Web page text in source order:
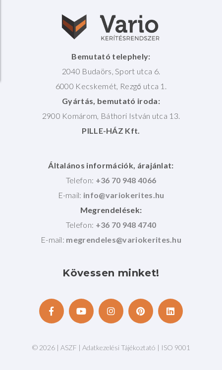
Bemutató telephely:
2040 Budaörs, Sport utca 6.
6000 Kecskemét, Rezgő utca 1.
Gyártás, bemutató iroda:
2900 Komárom, Báthori István utca 13.
PILLE-HÁZ Kft.
Általános információk, árajánlat:
Telefon: +36 70 948 4066
E-mail:
Megrendelések:
Telefon: +36 70 948 4740
E-mail:
Kövessen minket!
© 2026 | ASZF | Adatkezelési Tájékoztató | ISO 9001